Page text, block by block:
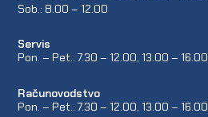
Sob.: 8.00 – 12.00
Servis
Pon. – Pet.: 7.30 – 12.00, 13.00 – 16.00
Računovodstvo
Pon. – Pet.: 7.30 – 12.00, 13.00 – 16.00